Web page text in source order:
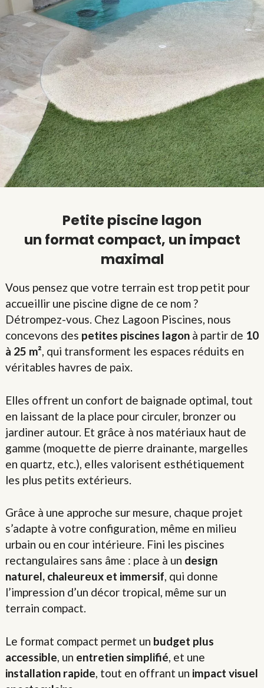
Petite piscine lagon
un format compact, un impact
maximal
Vous pensez que votre terrain est trop petit pour
accueillir une piscine digne de ce nom ?
Détrompez-vous. Chez Lagoon Piscines, nous
concevons des petites piscines lagonà partir de 10
à 25 m², qui transforment les espaces réduits en
véritables havres de paix.
Elles offrent un confort de baignade optimal, tout
en laissant de la place pour circuler, bronzer ou
jardiner autour. Et grâce à nos matériaux haut de
gamme (moquette de pierre drainante, margelles
en quartz, etc.), elles valorisent esthétiquement
les plus petits extérieurs.
Grâce à une approche sur mesure, chaque projet
s’adapte à votre configuration, même en milieu
urbain ou en cour intérieure. Fini les piscines
rectangulaires sans âme : place à un design
naturel, chaleureux et immersif, qui donne
l’impression d’un décor tropical, même sur un
terrain compact.
Le format compact permet un budget plus
accessible, un entretien simplifié, et une
installation rapide, tout en offrant un impact visuel